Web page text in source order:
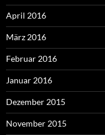
April 2016
März 2016
Februar 2016
Januar 2016
Dezember 2015
November 2015